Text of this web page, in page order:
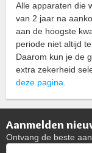
Alle apparaten die
van 2 jaar na
aan de hoogste
periode niet altijd
Daarom kun je de
extra zekerheid
deze pagina.
Aanmelden
Ontvang de beste